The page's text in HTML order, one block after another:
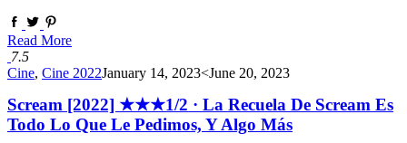
Read More
7.5
Cine, Cine 2022January 14, 2023<June 20, 2023
Scream [2022] ★★★1/2 · La Recuela De Scream Es
Todo Lo Que Le Pedimos, Y Algo Más